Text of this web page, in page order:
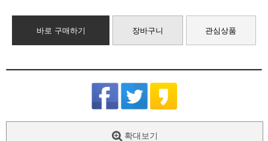
바로 구매하기 장바구니 관심상품
확대보기